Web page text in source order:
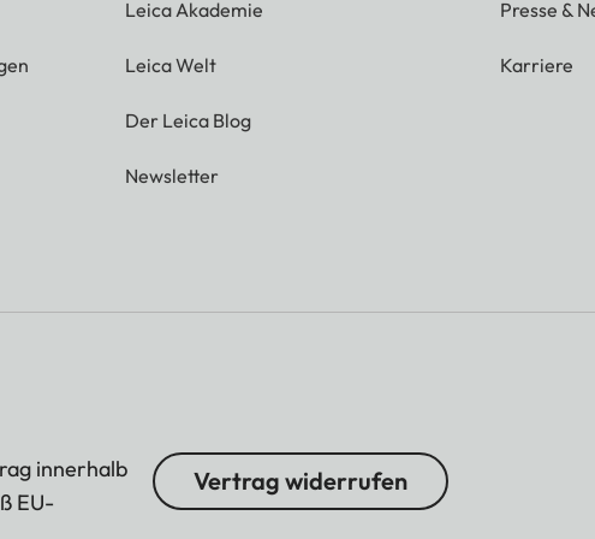
Leica Akademie
Leica Welt
Der Leica Blog
Newsletter
Presse &
Karriere
innerhalb
EU-
Vertrag widerrufen